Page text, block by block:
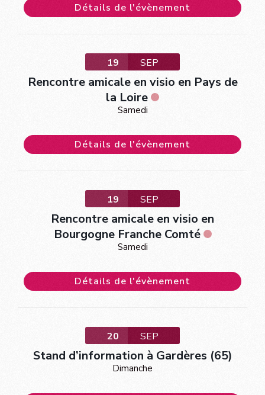
Détails de l'évènement
19 SEP
Rencontre amicale en visio en Pays de
la Loire
Samedi
Détails de l'évènement
19 SEP
Rencontre amicale en visio en
Bourgogne Franche Comté
Samedi
Détails de l'évènement
20 SEP
Stand d’information à Gardères (65)
Dimanche